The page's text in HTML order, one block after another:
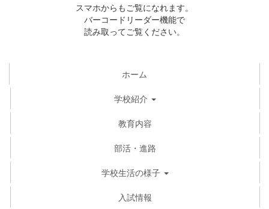
スマホからもご覧になれます。
バーコードリーダー機能で
読み取ってご覧ください。
ホーム
学校紹介
教育内容
部活・進路
学校生活の様子
入試情報